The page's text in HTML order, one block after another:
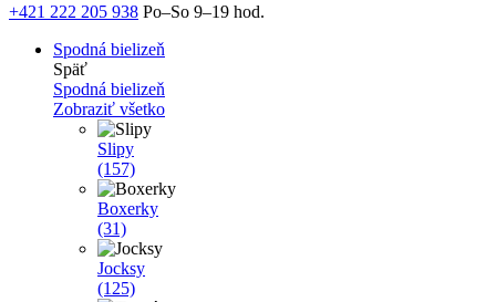
+421 222 205 938 Po–So 9–19 hod.
Spodná bielizeň
Späť
Spodná bielizeň
Zobraziť všetko
Slipy
(157)
Boxerky
(31)
Jocksy
(125)